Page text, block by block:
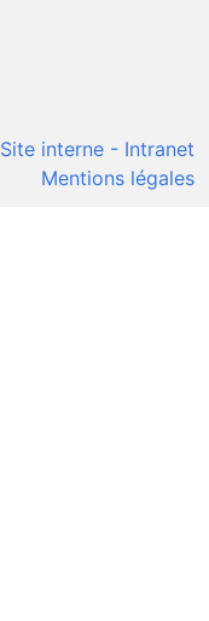
Site interne - Intranet
Mentions légales